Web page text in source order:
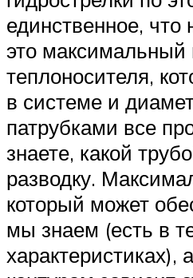
единственное,
это максимальный
теплоносителя,
в системе и
патрубками все
знаете, какой
разводку.
который может
мы знаем (есть в
характеристиках),